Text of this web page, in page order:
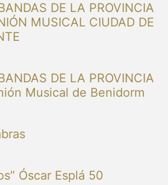
DE LA PROVINCIA
MUSICAL CIUDAD DE
DE LA PROVINCIA
Musical de Benidorm
Óscar Esplá 50